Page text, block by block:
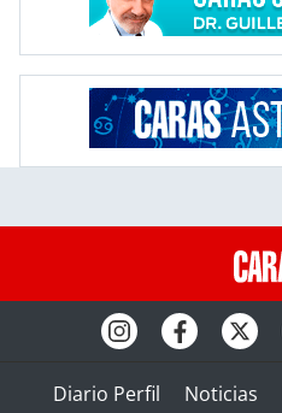
Diario Perfil Noticias